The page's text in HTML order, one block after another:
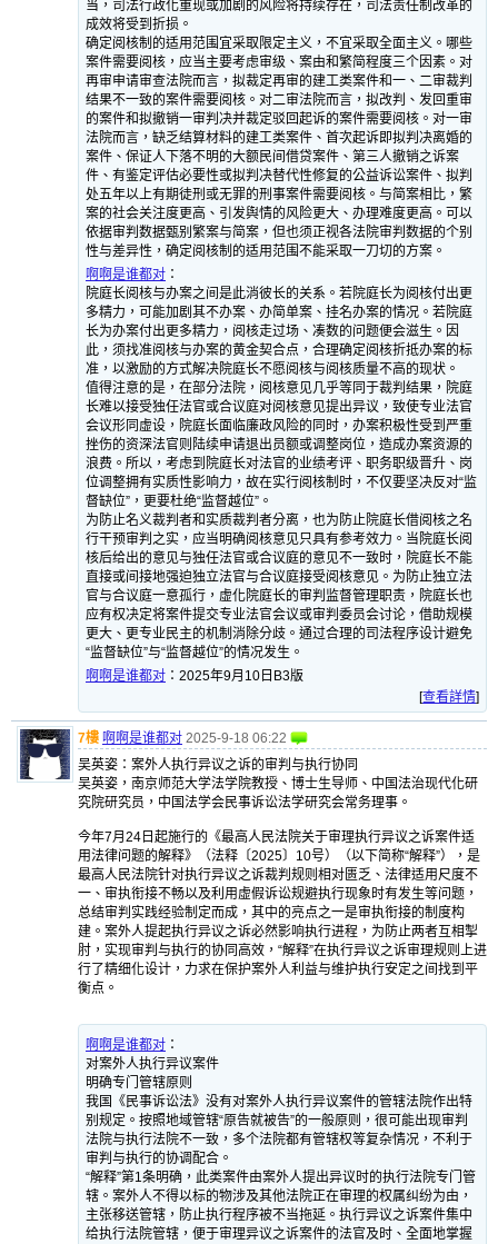
当，司法行政化重现或加剧的风险将持续存在，司法责任制改革的
成效将受到折损。
确定阅核制的适用范围宜采取限定主义，不宜采取全面主义。哪些
案件需要阅核，应当主要考虑审级、案由和繁简程度三个因素。对
再审申请审查法院而言，拟裁定再审的建工类案件和一、二审裁判
结果不一致的案件需要阅核。对二审法院而言，拟改判、发回重审
的案件和拟撤销一审判决并裁定驳回起诉的案件需要阅核。对一审
法院而言，缺乏结算材料的建工类案件、首次起诉即拟判决离婚的
案件、保证人下落不明的大额民间借贷案件、第三人撤销之诉案
件、有鉴定评估必要性或拟判决替代性修复的公益诉讼案件、拟判
处五年以上有期徒刑或无罪的刑事案件需要阅核。与简案相比，繁
案的社会关注度更高、引发舆情的风险更大、办理难度更高。可以
依据审判数据甄别繁案与简案，但也须正视各法院审判数据的个别
性与差异性，确定阅核制的适用范围不能采取一刀切的方案。
啊啊是谁都对 ：
院庭长阅核与办案之间是此消彼长的关系。若院庭长为阅核付出更
多精力，可能加剧其不办案、办简单案、挂名办案的情况。若院庭
长为办案付出更多精力，阅核走过场、凑数的问题便会滋生。因
此，须找准阅核与办案的黄金契合点，合理确定阅核折抵办案的标
准，以激励的方式解决院庭长不愿阅核与阅核质量不高的现状。
值得注意的是，在部分法院，阅核意见几乎等同于裁判结果，院庭
长难以接受独任法官或合议庭对阅核意见提出异议，致使专业法官
会议形同虚设，院庭长面临廉政风险的同时，办案积极性受到严重
挫伤的资深法官则陆续申请退出员额或调整岗位，造成办案资源的
浪费。所以，考虑到院庭长对法官的业绩考评、职务职级晋升、岗
位调整拥有实质性影响力，故在实行阅核制时，不仅要坚决反对“监
督缺位”，更要杜绝“监督越位”。
为防止名义裁判者和实质裁判者分离，也为防止院庭长借阅核之名
行干预审判之实，应当明确阅核意见只具有参考效力。当院庭长阅
核后给出的意见与独任法官或合议庭的意见不一致时，院庭长不能
直接或间接地强迫独立法官与合议庭接受阅核意见。为防止独立法
官与合议庭一意孤行，虚化院庭长的审判监督管理职责，院庭长也
应有权决定将案件提交专业法官会议或审判委员会讨论，借助规模
更大、更专业民主的机制消除分歧。通过合理的司法程序设计避免
“监督缺位”与“监督越位”的情况发生。
啊啊是谁都对 ： 2025年9月10日B3版
[查看詳情]
7樓 啊啊是谁都对 2025-9-18 06:22
吴英姿：案外人执行异议之诉的审判与执行协同
吴英姿，南京师范大学法学院教授、博士生导师、中国法治现代化研
究院研究员，中国法学会民事诉讼法学研究会常务理事。
今年7月24日起施行的《最高人民法院关于审理执行异议之诉案件适
用法律问题的解释》（法释〔2025〕10号）（以下简称“解释”），是
最高人民法院针对执行异议之诉裁判规则相对匮乏、法律适用尺度不
一、审执衔接不畅以及利用虚假诉讼规避执行现象时有发生等问题，
总结审判实践经验制定而成，其中的亮点之一是审执衔接的制度构
建。案外人提起执行异议之诉必然影响执行进程，为防止两者互相掣
肘，实现审判与执行的协同高效，“解释”在执行异议之诉审理规则上进
行了精细化设计，力求在保护案外人利益与维护执行安定之间找到平
衡点。
啊啊是谁都对 ：
对案外人执行异议案件
明确专门管辖原则
我国《民事诉讼法》没有对案外人执行异议案件的管辖法院作出特
别规定。按照地域管辖“原告就被告”的一般原则，很可能出现审判
法院与执行法院不一致，多个法院都有管辖权等复杂情况，不利于
审判与执行的协调配合。
“解释”第1条明确，此类案件由案外人提出异议时的执行法院专门管
辖。案外人不得以标的物涉及其他法院正在审理的权属纠纷为由，
主张移送管辖，防止执行程序被不当拖延。执行异议之诉案件集中
给执行法院管辖，便于审理异议之诉案件的法官及时、全面地掌握